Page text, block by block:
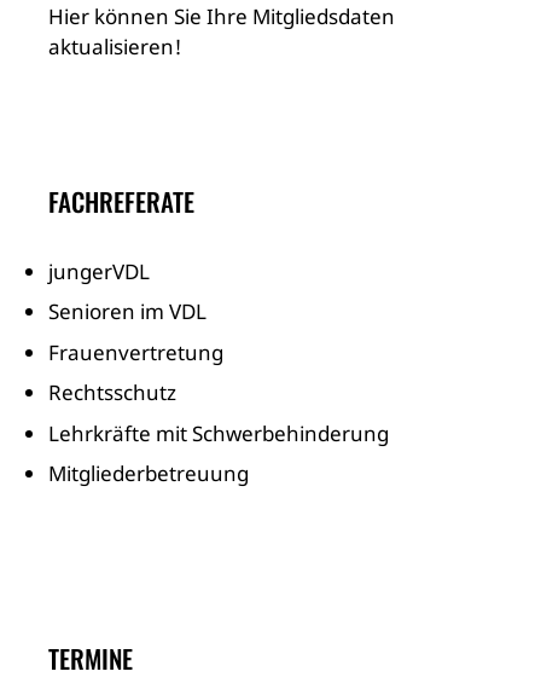
Hier können Sie Ihre Mitgliedsdaten
aktualisieren!
FACHREFERATE
jungerVDL
Senioren im VDL
Frauenvertretung
Rechtsschutz
Lehrkräfte mit Schwerbehinderung
Mitgliederbetreuung
TERMINE